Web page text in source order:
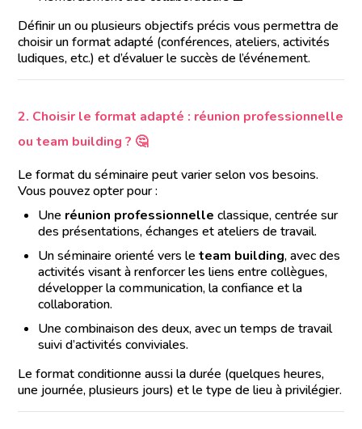
Définir un ou plusieurs objectifs précis vous permettra de
choisir un format adapté (conférences, ateliers, activités
ludiques, etc.) et d’évaluer le succès de l’événement.
2. Choisir le format adapté : réunion professionnelle
ou team building ? 🤔
Le format du séminaire peut varier selon vos besoins.
Vous pouvez opter pour :
Une réunion professionnelle classique, centrée sur
des présentations, échanges et ateliers de travail.
Un séminaire orienté vers leteam building, avec des
activités visant à renforcer les liens entre collègues,
développer la communication, la confiance et la
collaboration.
Une combinaison des deux, avec un temps de travail
suivi d’activités conviviales.
Le format conditionne aussi la durée (quelques heures,
une journée, plusieurs jours) et le type de lieu à privilégier.